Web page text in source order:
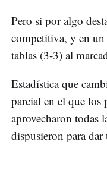
Pero si por algo
competitiva, y en
tablas (3-3) al
Estadística que
parcial en el que
aprovecharon todas
dispusieron para